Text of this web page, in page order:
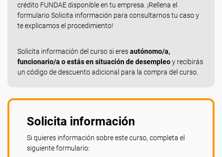
crédito FUNDAE disponible en tu empresa. ¡Rellena el
formulario Solicita información para consultarnos tu caso y
te explicamos el procedimiento!
Solicita información del curso si eresautónomo/a,
funcionario/a o estás en situación de desempleoy recibirás
un código de descuento adicional para la compra del curso.
Solicita información
Si quieres información sobre este curso, completa el
siguiente formulario: